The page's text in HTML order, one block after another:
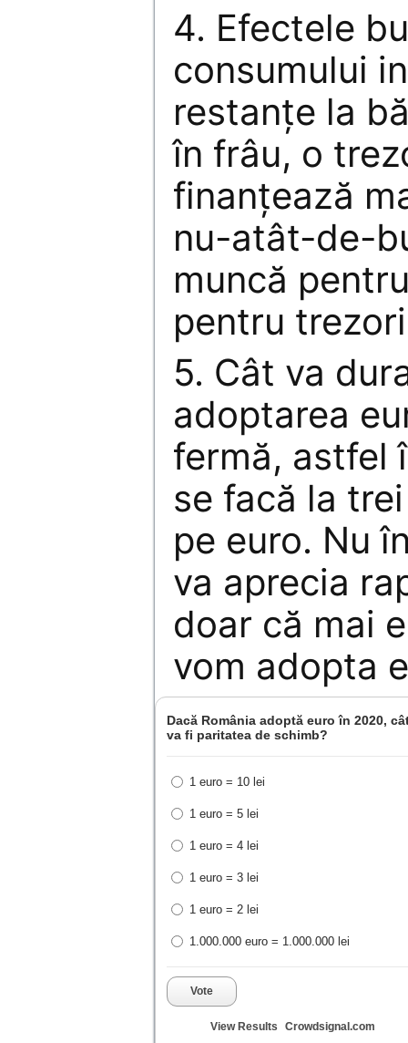
4. Efectele
consumului
restanţe la
în frâu, o
finanţează
nu-atât-de-
muncă
pentru
5. Cât va
adoptarea
fermă, astfel
se facă la
pe euro. Nu
va aprecia
doar că mai
vom adopta
Dacă România adoptă euro în 2020,
va fi paritatea de schimb?
1 euro = 10 lei
1 euro = 5 lei
1 euro = 4 lei
1 euro = 3 lei
1 euro = 2 lei
1.000.000 euro = 1.000.000 lei
Vote
View Results Crowdsignal.com